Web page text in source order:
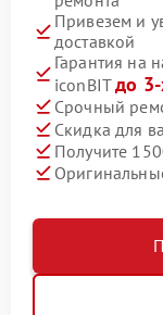
Привезем и
доставкой
Гарантия на
iconBITдо
Срочный
Скидка для
Получите